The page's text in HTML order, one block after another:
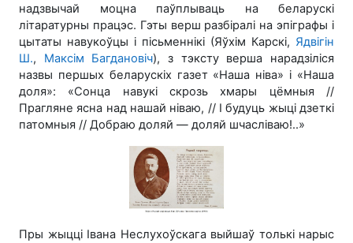
надзвычай моцна паўплываць на беларускі
літаратурны працэс. Гэты верш разбіралі на эпіграфы і
цытаты навукоўцы і пісьменнікі (Яўхім Карскі, Ядвігін
Ш., Максім Багдановіч), з тэксту верша нарадзіліся
назвы першых беларускіх газет «Наша ніва» і «Наша
доля»: «Сонца навукі скрозь хмары цёмныя //
Прагляне ясна над нашай ніваю, // I будуць жыці дзеткі
патомныя // Добраю доляй — доляй шчасліваю!..»
Пры жыцці Івана Неслухоўскага выйшаў толькі нарыс